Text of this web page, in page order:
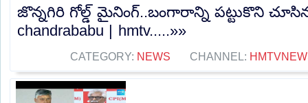
జొన్నగిరి గోల్డ్ మైనింగ్..బంగారాన్ని పట్టుకొని
chandrababu | hmtv.....»»
CATEGORY: NEWS CHANNEL: